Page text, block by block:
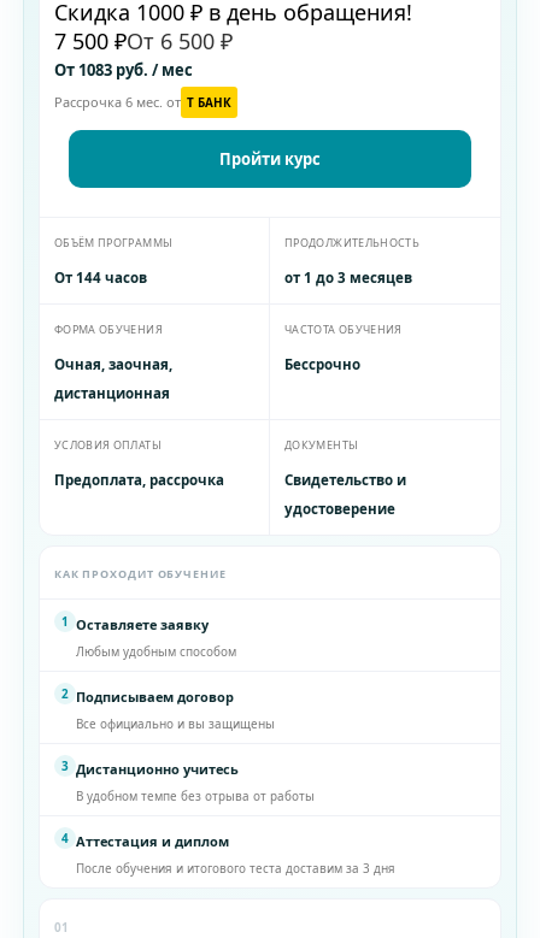
Скидка 1000 ₽ в день обращения!
7 500 ₽От 6 500 ₽
От 1083 руб. / мес
Рассрочка 6 мес. от T БАНК
Пройти курс
ОБЪЁМ ПРОГРАММЫ
От 144 часов
ПРОДОЛЖИТЕЛЬНОСТЬ
от 1 до 3 месяцев
ФОРМА ОБУЧЕНИЯ
Очная, заочная,
дистанционная
ЧАСТОТА ОБУЧЕНИЯ
Бессрочно
УСЛОВИЯ ОПЛАТЫ
Предоплата, рассрочка
ДОКУМЕНТЫ
Свидетельство и
удостоверение
КАК ПРОХОДИТ ОБУЧЕНИЕ
1 Оставляете заявку
Любым удобным способом
2 Подписываем договор
Все официально и вы защищены
3 Дистанционно учитесь
В удобном темпе без отрыва от работы
4 Аттестация и диплом
После обучения и итогового теста доставим за 3 дня
01